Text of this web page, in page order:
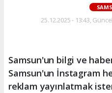
25.12.2025 - 13:43,
Samsun'un bilgi ve
Samsun'un İnstagram
reklam yayınlatmak